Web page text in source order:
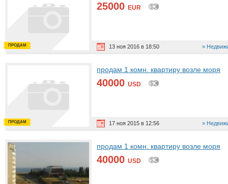
25000 EUR
13 ноя 2016 в 18:50
ПРОДАМ
продам 1 комн. квартиру возле моря
40000 USD
17 ноя 2015 в 12:56
ПРОДАМ
продам 1 комн. квартиру возле моря
40000 USD